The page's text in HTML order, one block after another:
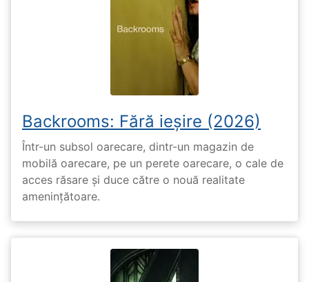
Backrooms: Fără ieșire (2026)
Într-un subsol oarecare, dintr-un magazin de
mobilă oarecare, pe un perete oarecare, o cale de
acces răsare și duce către o nouă realitate
amenințătoare.